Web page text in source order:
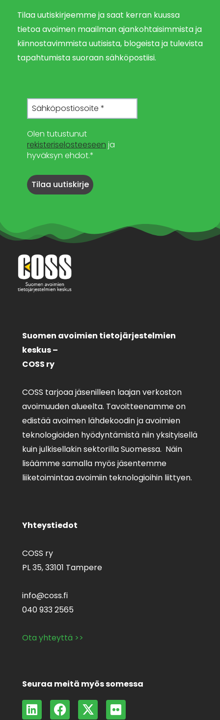
Tilaa uutiskirjeemme ja saat kerran kuussa
tietoa avoimen maailman ajankohtaisimmista ja
kiinnostavimmista uutisista, blogeista ja tulevista
tapahtumista suoraan sähköpostiisi.
Olen tutustunut
rekisteriselosteeseen ja
hyväksyn ehdot.*
Suomen avoimien tietojärjestelmien
keskus –
COSS ry
COSS tarjoaa jäsenilleen laajan verkoston
avoimuuden alueelta. Tavoitteenamme on
edistää avoimen lähdekoodin ja avoimien
teknologioiden hyödyntämistä niin yksityisellä
kuin julkisellakin sektorilla Suomessa. Näin
lisäämme samalla myös jäsentemme
liiketoimintaa avoimiin teknologioihin liittyen.
Yhteystiedot
COSS ry
PL 35,33101 Tampere
info@coss.fi
040 933 2565
Ota yhteyttä >>
Seuraa meitä myös somessa
L F X F